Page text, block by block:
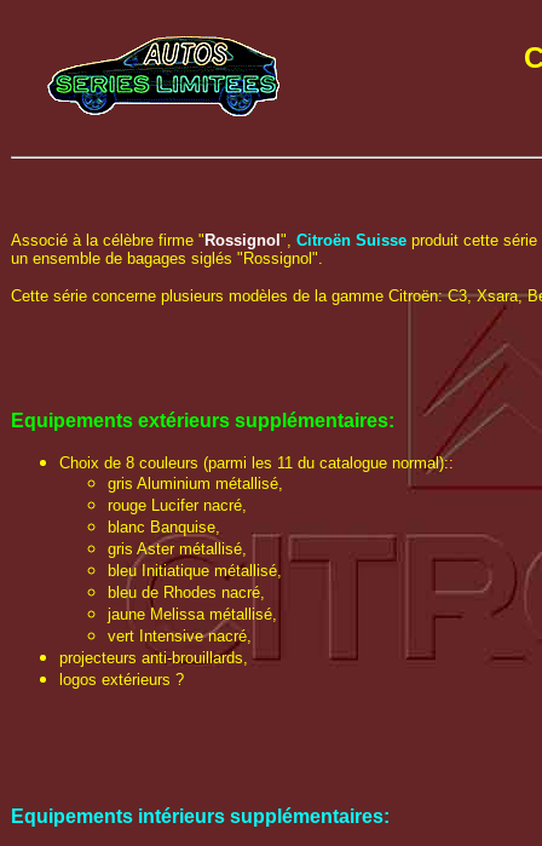
Associé à la célèbre firme " Rossignol ", Citroën Suisse produit cette
un ensemble de bagages siglés "Rossignol".
Cette série concerne plusieurs modèles de la gamme Citroën: C3, Xsara,
Equipements extérieurs supplémentaires:
Choix de 8 couleurs (parmi les 11 du catalogue normal)::
gris Aluminium métallisé,
rouge Lucifer nacré,
blanc Banquise,
gris Aster métallisé,
bleu Initiatique métallisé,
bleu de Rhodes nacré,
jaune Melissa métallisé,
vert Intensive nacré,
projecteurs anti-brouillards,
logos extérieurs ?
Equipements intérieurs supplémentaires: